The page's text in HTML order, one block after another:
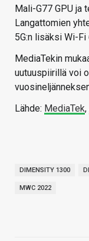
Mali-G77 GPU ja
Langattomien
5G:n lisäksi Wi-
MediaTekin
uutuuspiirillä voi
Lähde: MediaTek,
DIMENSITY 1300
MWC 2022